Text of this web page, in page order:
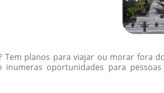
planos para viajar ou morar fora
oportunidades para